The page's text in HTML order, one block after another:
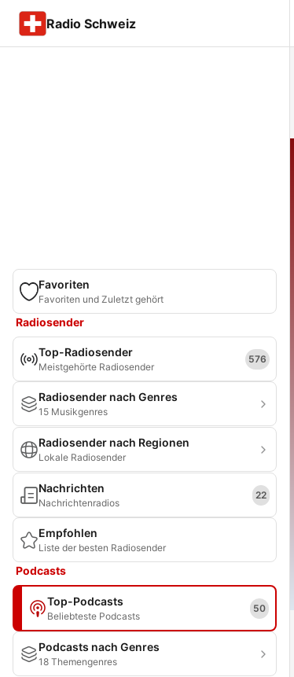
Radio Schweiz
Favoriten
Favoriten und Zuletzt gehört
Radiosender
Top-Radiosender
Meistgehörte Radiosender
576
Radiosender nach Genres
15 Musikgenres
Radiosender nach Regionen
Lokale Radiosender
Nachrichten
Nachrichtenradios
22
Empfohlen
Liste der besten Radiosender
Podcasts
Top-Podcasts
Beliebteste Podcasts
50
Podcasts nach Genres
18 Themengenres